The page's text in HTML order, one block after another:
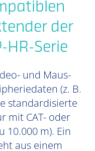
der
HR-Serie
und Maus-
(z. B.
standardisierte
mit CAT- oder
10.000 m). Ein
aus einem